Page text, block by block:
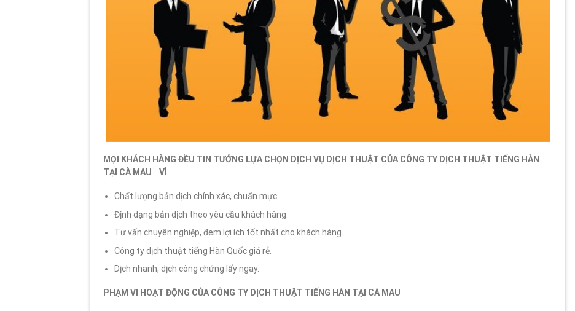
MỌI KHÁCH HÀNG ĐỀU TIN TƯỞNG LỰA CHỌN DỊCH VỤ DỊCH THUẬT CỦACÔNG TY DỊCH THUẬT TIẾNG HÀN
TẠI CÀ MAU VÌ
Chất lượng bản dịch chính xác, chuẩn mực.
Định dạng bản dịch theo yêu cầu khách hàng.
Tư vấn chuyên nghiệp, đem lợi ích tốt nhất cho khách hàng.
Công ty dịch thuật tiếng Hàn Quốc giá rẻ.
Dịch nhanh, dịch công chứng lấy ngay.
PHẠM VI HOẠT ĐỘNG CỦA CÔNG TY DỊCH THUẬT TIẾNG HÀN TẠI CÀ MAU